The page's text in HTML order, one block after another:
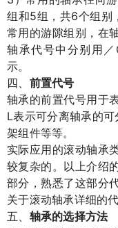
组和5组，共6个组别
常用的游隙组别，在
轴承代号中分别用／
示。
四、 前置代号
轴承的前置代号用于
L表示可分离轴承的可
架组件等等。
实际应用的滚动轴承
较复杂的。以上介绍
部分，熟悉了这部分
关于滚动轴承详细的
五、 轴承的选择方法